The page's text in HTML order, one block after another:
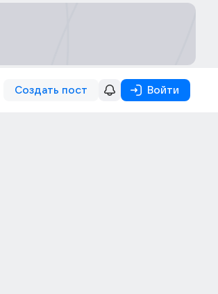
Создать пост Войти